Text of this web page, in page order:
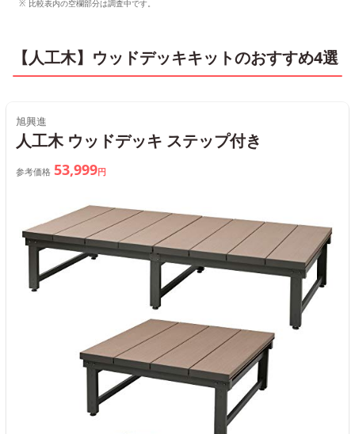
比較表内の空欄部分は調査中です。
【人工木】ウッドデッキキットのおすすめ4選
旭興進
人工木 ウッドデッキ ステップ付き
参考価格 53,999円